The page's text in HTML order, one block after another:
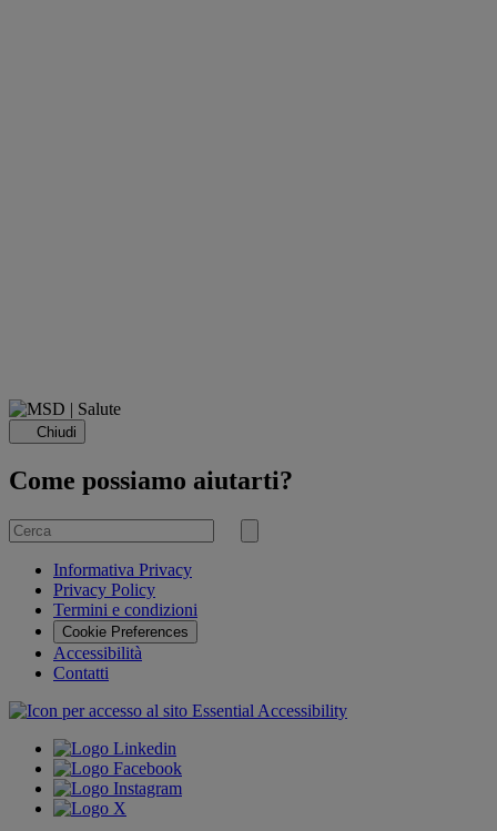
Chiudi
Come possiamo aiutarti?
Cerca
per
Invia
Informativa Privacy
Privacy Policy
Termini e condizioni
Cookie Preferences
Accessibilità
Contatti